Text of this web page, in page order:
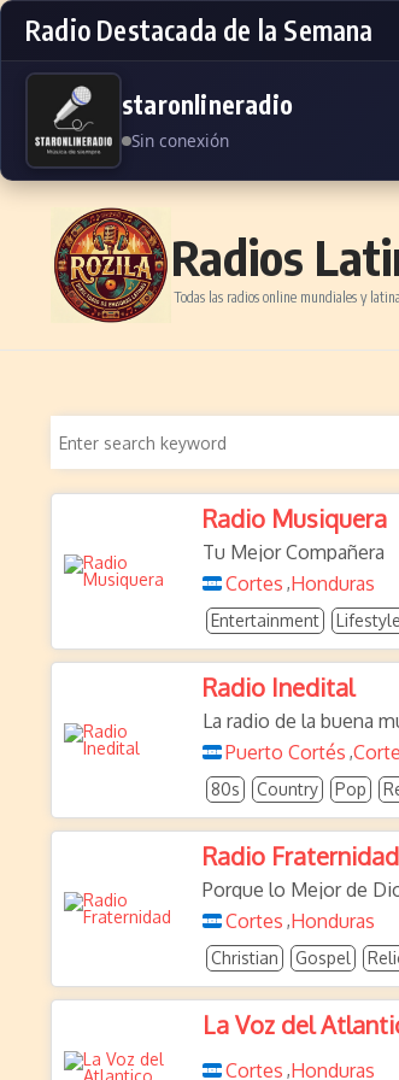
Radio Destacada de la Semana
staronlineradio
Sin conexión
Skip to content
Radios
Todas las radios online mundiales y
Radio Musiquera
Tu Mejor Compañera
Cortes ,Honduras
Entertainment Lifestyle
Radio Inedital
La radio de la buena
Puerto Cortés ,
80s Country Pop
Radio Fraternidad
Porque lo Mejor de
Cortes ,Honduras
Christian Gospel
La Voz del
Cortes ,Honduras